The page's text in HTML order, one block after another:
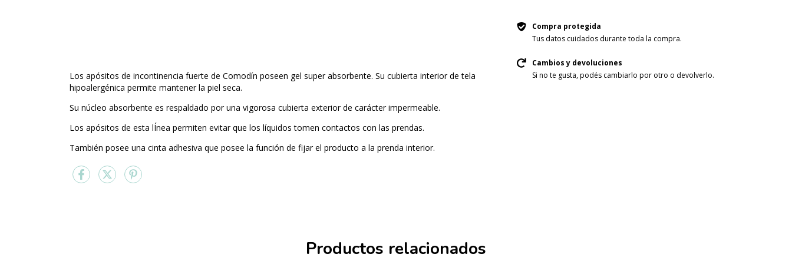
Los apósitos de incontinencia fuerte de Comodín poseen gel super absorbente. Su cubierta interior de tela
hipoalergénica permite mantener la piel seca.
Su núcleo absorbente es respaldado por una vigorosa cubierta exterior de carácter impermeable.
Los apósitos de esta lÍnea permiten evitar que los líquidos tomen contactos con las prendas.
También posee una cinta adhesiva que posee la función de fijar el producto a la prenda interior.
Compra protegida
Tus datos cuidados durante toda la compra.
Cambios y devoluciones
Si no te gusta, podés cambiarlo por otro o devolverlo.
Productos relacionados